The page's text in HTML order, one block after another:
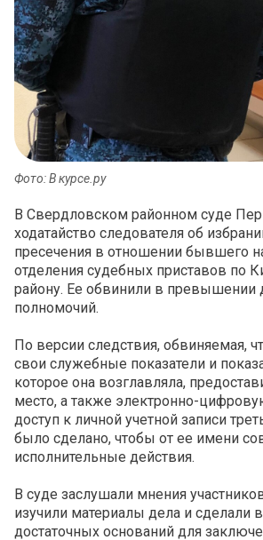
Фото: В курсе.ру
В Свердловском районном суде
ходатайство следователя об
пресечения в отношении бывшего
отделения судебных приставов по
району. Ее обвинили в превышении
полномочий.
По версии следствия, обвиняемая,
свои служебные показатели и
которое она возглавляла,
место, а также электронно-
доступ к личной учетной записи
было сделано, чтобы от ее имени
исполнительные действия.
В суде заслушали мнения
изучили материалы дела и сделали
достаточных оснований для